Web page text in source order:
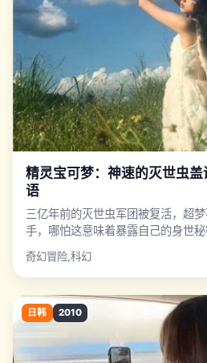
精灵宝可梦：神速的灭世虫
语
三亿年前的灭世虫军团被复活，超
手，哪怕这意味着暴露自己的身世秘
奇幻冒险,科幻
日韩 2010